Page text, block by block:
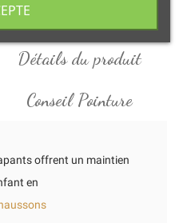
relais.
Détails du produit
Conseil Pointure
offrent un maintien
en